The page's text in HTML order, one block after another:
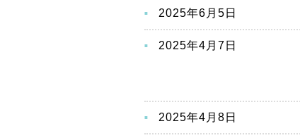
2025年6月5日
2025年4月7日
2025年4月8日